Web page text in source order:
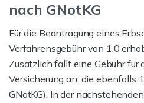
nach GNotKG
Für die Beantragung eines
Verfahrensgebühr von 1,0
Zusätzlich fällt eine Gebühr für
Versicherung an, die ebenfalls
GNotKG). In der